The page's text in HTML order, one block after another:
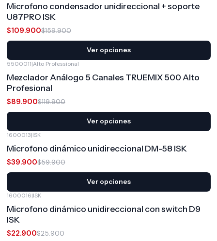
Microfono condensador unidireccional + soporte
U87PRO ISK
$109.900$159.900
Ver opciones
5500011|Alto Professional
Mezclador Análogo 5 Canales TRUEMIX 500 Alto
Profesional
$89.900$119.900
Ver opciones
1600013|ISK
Microfono dinámico unidireccional DM-58 ISK
$39.900$59.900
Ver opciones
1600016|ISK
Microfono dinámico unidireccional con switch D9
ISK
$22.900$25.900